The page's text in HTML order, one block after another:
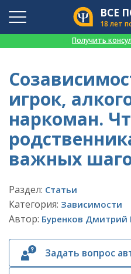
ВСЕ
18 лет
Получить
игрок,
наркоман.
важных
Раздел: Статьи
Категория: Зависимости
Автор: Буренков Дмитрий
Задать вопрос